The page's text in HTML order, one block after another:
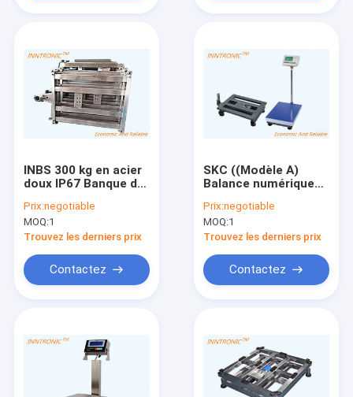
Produits
À propos de nous
INBS 300 kg en acier
doux IP67 Banque de
inoxydable pour le
comptage du poids
industriel Balance
Prix:negotiable
MOQ:1
Trouvez les derniers prix
Contactez
SKC ((Modèle A)
Balance numérique
électronique en acier
doux IP67
Plateforme de
150kg 500kg AC 220V
/ 50Hz
Prix:negotiable
MOQ:1
Trouvez les derniers prix
Contactez